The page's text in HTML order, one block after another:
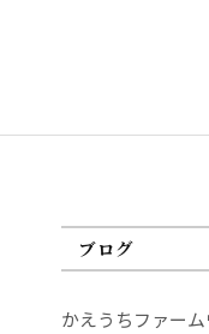
ブログ
かえうちファー